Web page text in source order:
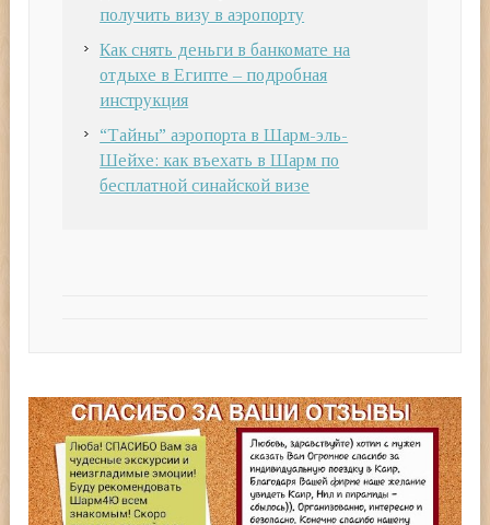
получить визу в аэропорту
Как снять деньги в банкомате на
отдыхе в Египте – подробная
инструкция
“Тайны” аэропорта в Шарм-эль-
Шейхе: как въехать в Шарм по
бесплатной синайской визе